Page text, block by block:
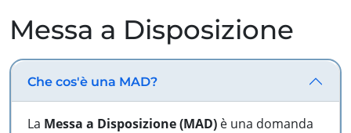
Messa a Disposizione
Che cos'è una MAD?
La Messa a Disposizione (MAD) è una domanda